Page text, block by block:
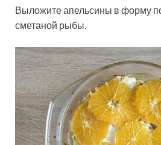
Выложите апельсины в форму
сметаной рыбы.